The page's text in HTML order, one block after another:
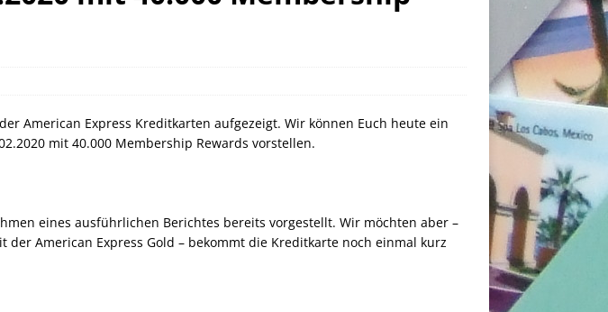
American Express Kreditkarten aufgezeigt. Wir können Euch heute ein
mit 40.000 Membership Rewards vorstellen.
eines ausführlichen Berichtes bereits vorgestellt. Wir möchten aber –
American Express Gold – bekommt die Kreditkarte noch einmal kurz